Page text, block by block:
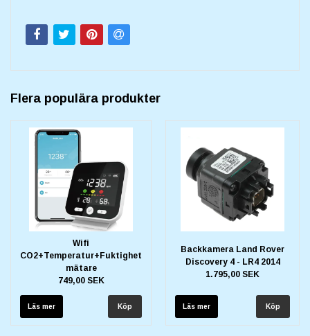
Flera populära produkter
Wifi
CO2+Temperatur+Fuktighet
mätare
749,00 SEK
Läs mer
Backkamera Land Rover
Discovery 4 - LR4 2014
1.795,00 SEK
Läs mer